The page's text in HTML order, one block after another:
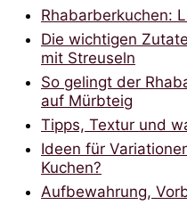
Rhabarberkuchen:
Die wichtigen
mit Streuseln
So gelingt der
auf Mürbteig
Tipps, Textur und
Ideen für
Kuchen?
Aufbewahrung,